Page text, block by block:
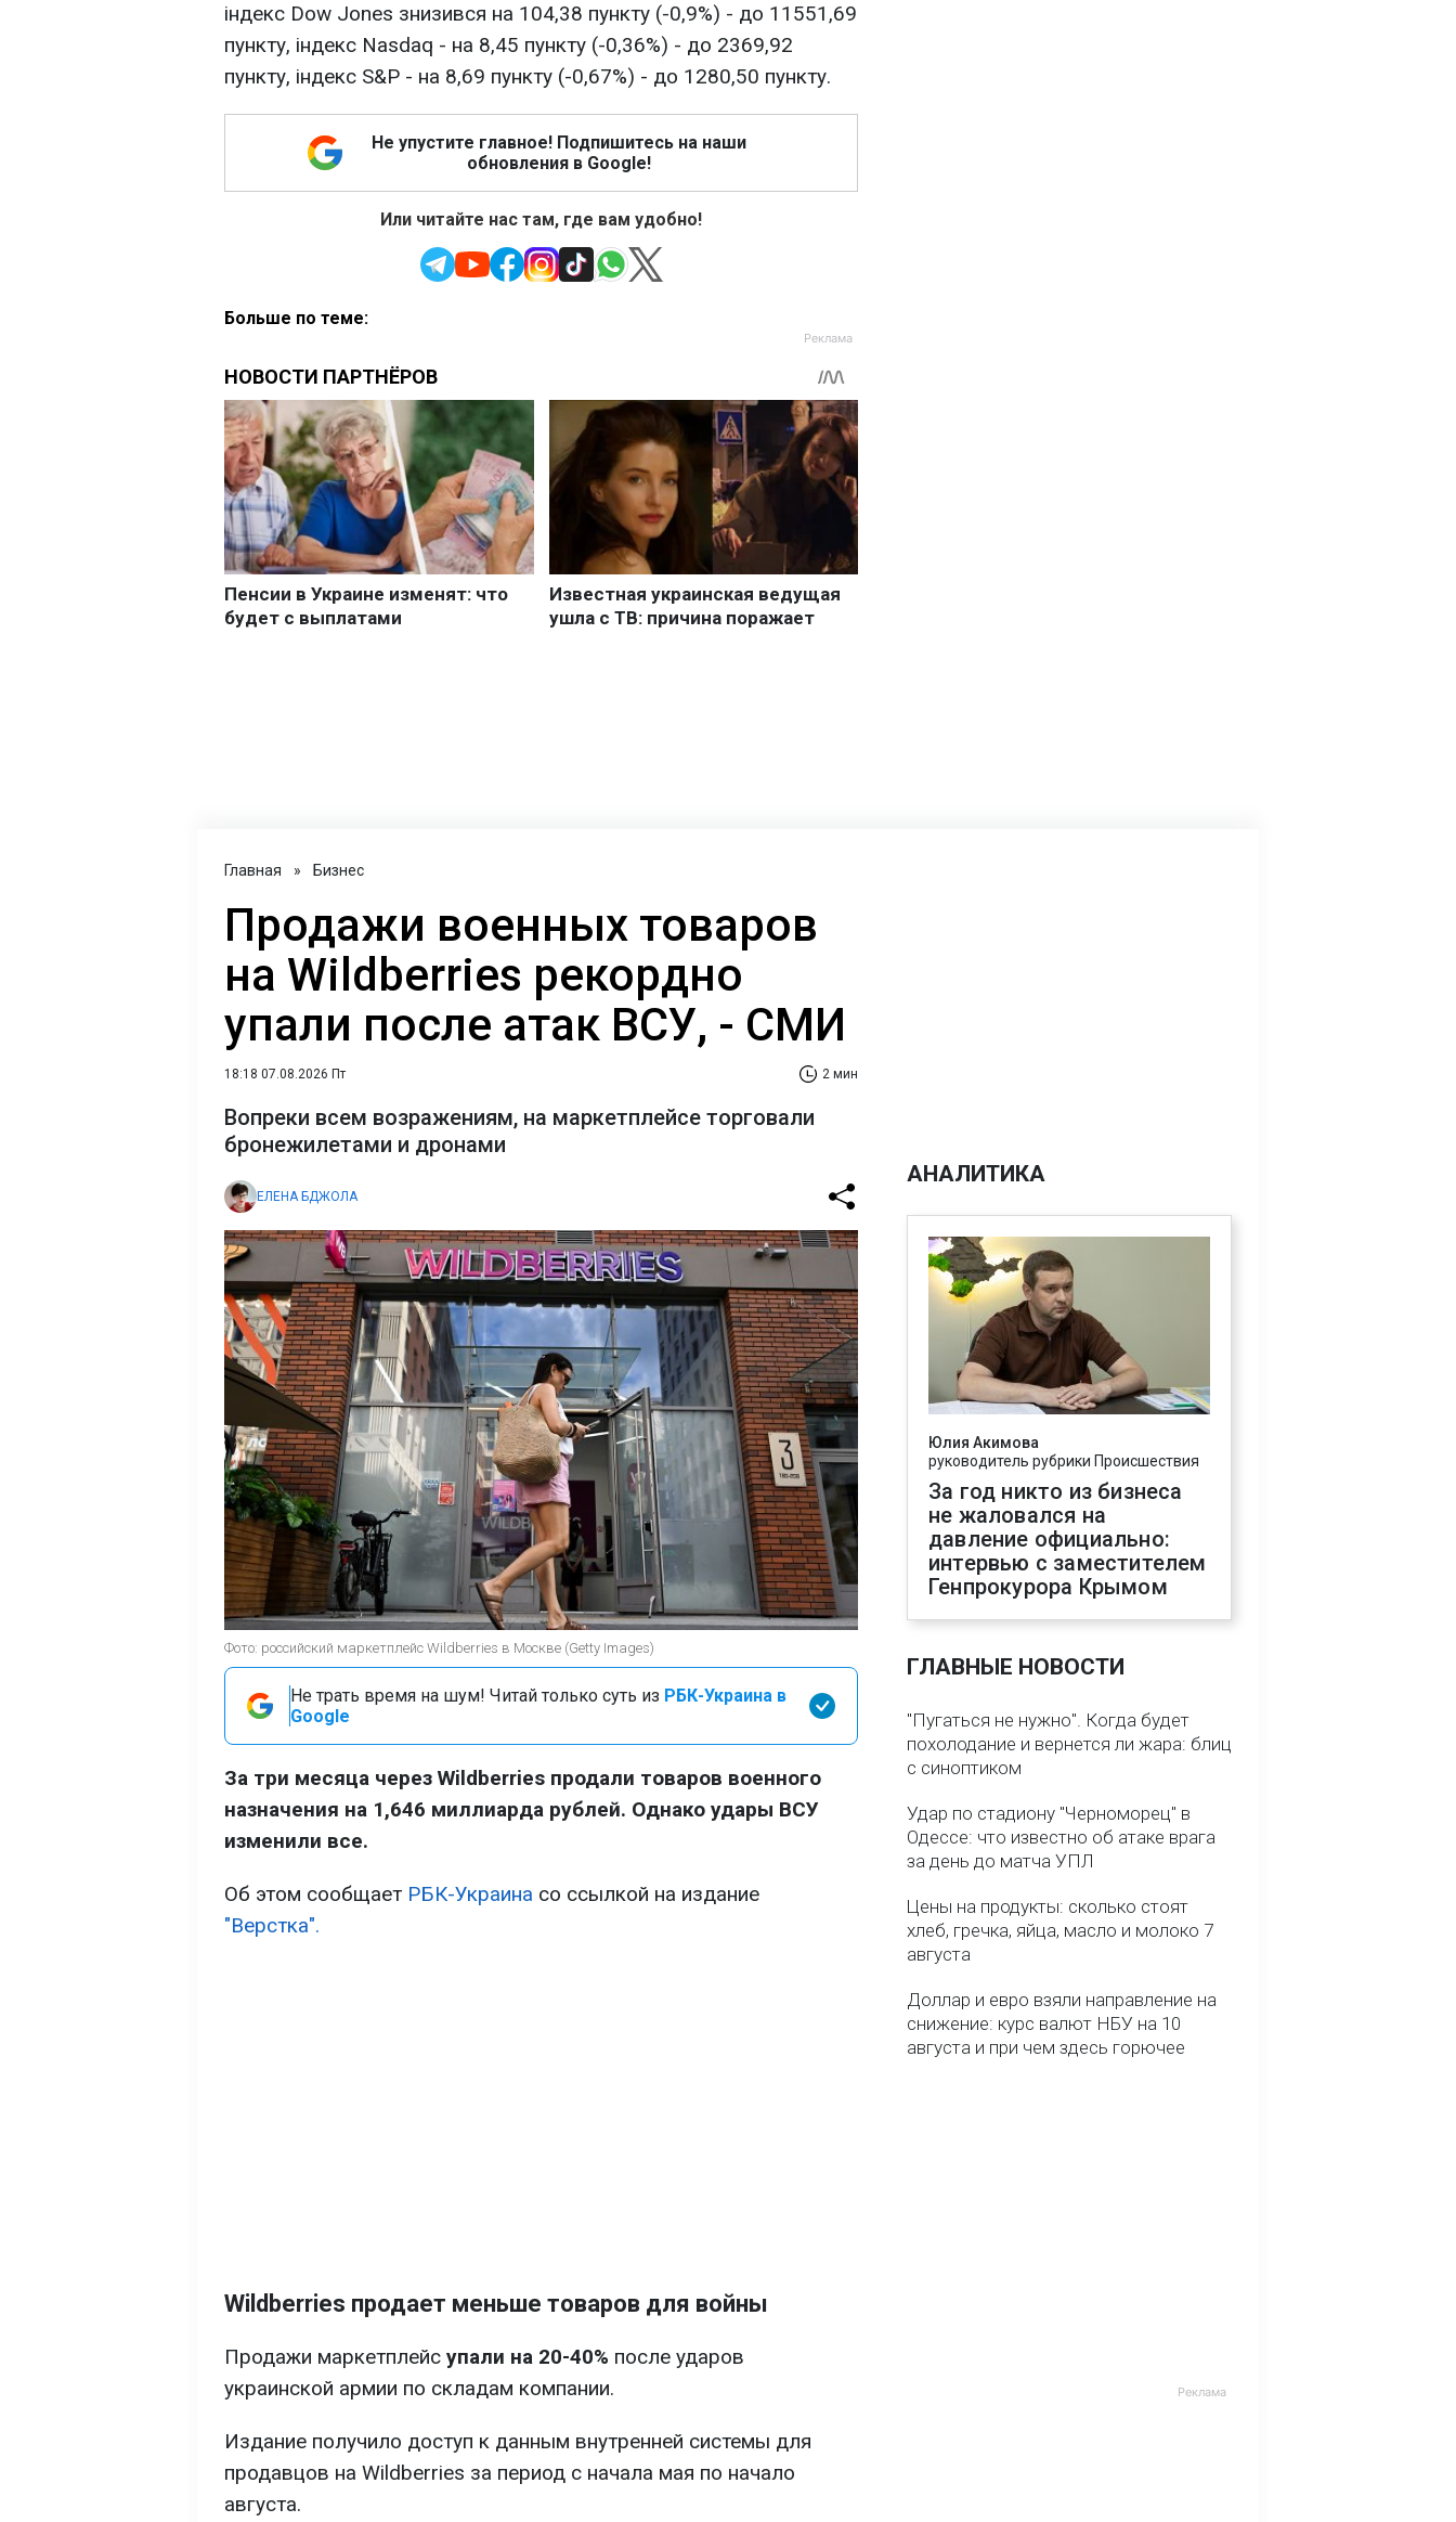
індекс Dow Jones знизився на 104,38 пункту (-0,9%) - до 11551,69
пункту, індекс Nasdaq - на 8,45 пункту (-0,36%) - до 2369,92
пункту, індекс S&P - на 8,69 пункту (-0,67%) - до 1280,50 пункту.
Не упустите главное! Подпишитесь на наши
обновления в Google!
Или читайте нас там, где вам удобно!
Больше по теме:
Главная » Бизнес
Продажи военных товаров
на Wildberries рекордно
упали после атак ВСУ, - СМИ
18:18 07.08.2026 Пт 2 мин
Вопреки всем возражениям, на маркетплейсе торговали
бронежилетами и дронами
ЕЛЕНА БДЖОЛА
Фото: российский маркетплейс Wildberries в Москве (Getty Images)
Не трать время на шум! Читай только суть из РБК-Украина в
Google
За три месяца через Wildberries продали товаров военного
назначения на 1,646 миллиарда рублей. Однако удары ВСУ
изменили все.
Об этом сообщает РБК-Украина со ссылкой на издание
"Верстка".
Wildberries продает меньше товаров для войны
Продажи маркетплейс упали на 20-40% после ударов
украинской армии по складам компании.
Издание получило доступ к данным внутренней системы для
продавцов на Wildberries за период с начала мая по начало
августа.
АНАЛИТИКА
Юлия Акимова
руководитель рубрики Происшествия
За год никто из бизнеса
не жаловался на
давление официально:
интервью с заместителем
Генпрокурора Крымом
ГЛАВНЫЕ НОВОСТИ
"Пугаться не нужно". Когда будет
похолодание и вернется ли жара: блиц
с синоптиком
Удар по стадиону "Черноморец" в
Одессе: что известно об атаке врага
за день до матча УПЛ
Цены на продукты: сколько стоят
хлеб, гречка, яйца, масло и молоко 7
августа
Доллар и евро взяли направление на
снижение: курс валют НБУ на 10
августа и при чем здесь горючее